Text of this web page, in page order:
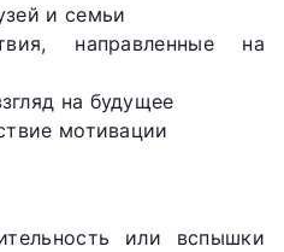
и семьи
направленные на
на будущее
мотивации
или вспышки